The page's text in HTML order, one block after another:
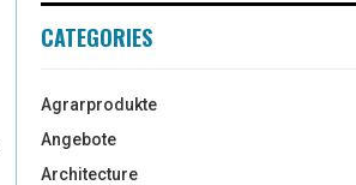
CATEGORIES
Agrarprodukte
Angebote
Architecture